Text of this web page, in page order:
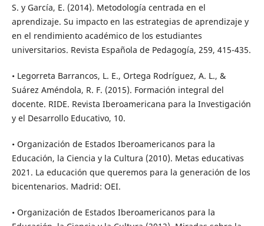
S. y García, E. (2014). Metodología centrada en el
aprendizaje. Su impacto en las estrategias de aprendizaje y
en el rendimiento académico de los estudiantes
universitarios. Revista Española de Pedagogía, 259, 415-435.
• Legorreta Barrancos, L. E., Ortega Rodríguez, A. L., &
Suárez Améndola, R. F. (2015). Formación integral del
docente. RIDE. Revista Iberoamericana para la Investigación
y el Desarrollo Educativo, 10.
• Organización de Estados Iberoamericanos para la
Educación, la Ciencia y la Cultura (2010). Metas educativas
2021. La educación que queremos para la generación de los
bicentenarios. Madrid: OEI.
• Organización de Estados Iberoamericanos para la